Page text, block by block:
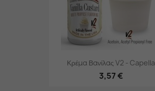
Κρέμα Βανίλας V2 - Capella
3,57 €